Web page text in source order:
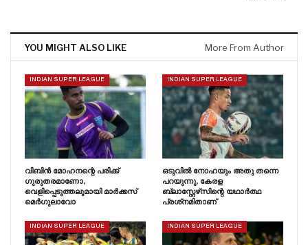
YOU MIGHT ALSO LIKE More From Author
INDIAN SUPER LEAGUE
വിബിൻ മോഹനന്റെ പരിക്ക്
ഗുരുതരമാണോ,
വെളിപ്പെടുത്തലുമായി മാർക്കസ്
മെർഗുലാവോ
INDIAN SUPER LEAGUE
ഒടുവിൽ നോഹയും അതു തന്നെ
പറയുന്നു, കേരള
ബ്ലാസ്റ്റേഴ്‌സിന്റെ യഥാർത്ഥ
പ്രശ്‌നമിതാണ്
INDIAN SUPER LEAGUE INDIAN SUPER LEAGUE